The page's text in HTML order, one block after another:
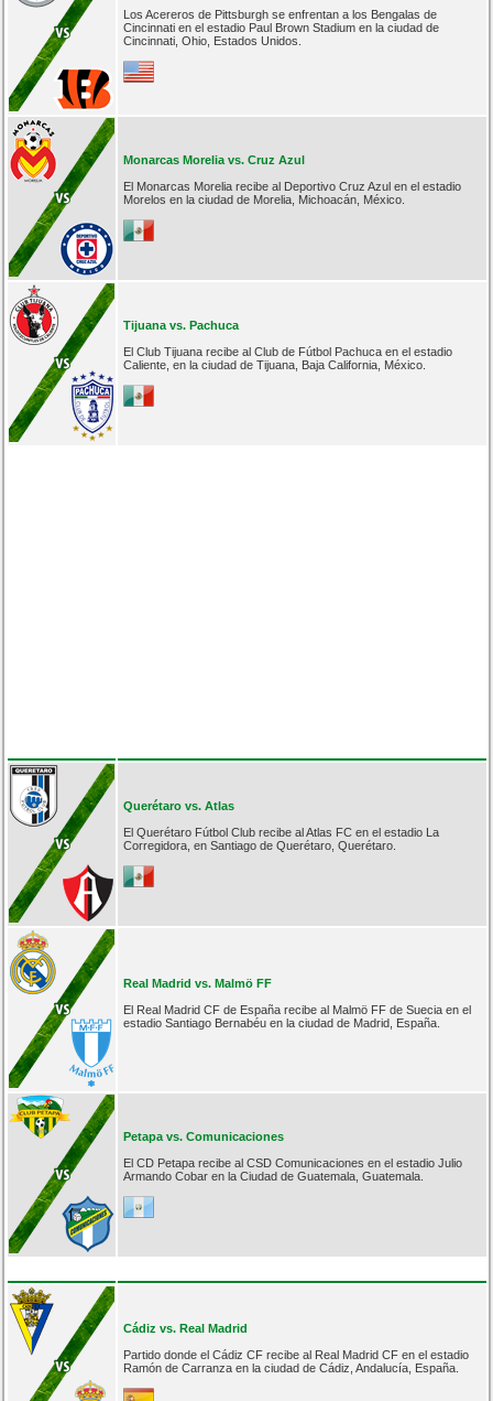
Los Acereros de Pittsburgh se enfrentan a los Bengalas de
Cincinnati en el estadio Paul Brown Stadium en la ciudad de
Cincinnati, Ohio, Estados Unidos.
Monarcas Morelia vs. Cruz Azul
El Monarcas Morelia recibe al Deportivo Cruz Azul en el estadio
Morelos en la ciudad de Morelia, Michoacán, México.
Tijuana vs. Pachuca
El Club Tijuana recibe al Club de Fútbol Pachuca en el estadio
Caliente, en la ciudad de Tijuana, Baja California, México.
Querétaro vs. Atlas
El Querétaro Fútbol Club recibe al Atlas FC en el estadio La
Corregidora, en Santiago de Querétaro, Querétaro.
Real Madrid vs. Malmö FF
El Real Madrid CF de España recibe al Malmö FF de Suecia en el
estadio Santiago Bernabéu en la ciudad de Madrid, España.
Petapa vs. Comunicaciones
El CD Petapa recibe al CSD Comunicaciones en el estadio Julio
Armando Cobar en la Ciudad de Guatemala, Guatemala.
Cádiz vs. Real Madrid
Partido donde el Cádiz CF recibe al Real Madrid CF en el estadio
Ramón de Carranza en la ciudad de Cádiz, Andalucía, España.